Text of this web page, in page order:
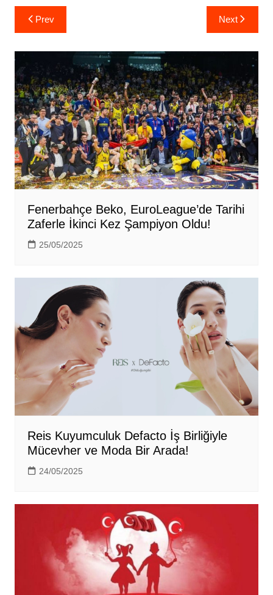
Yazı
gezinmesi
Prev Next
Fenerbahçe Beko, EuroLeague’de Tarihi
Zaferle İkinci Kez Şampiyon Oldu!
25/05/2025
Reis Kuyumculuk Defacto İş Birliğiyle
Mücevher ve Moda Bir Arada!
24/05/2025